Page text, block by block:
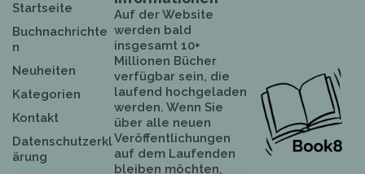
Startseite
Buchnachrichte
n
Neuheiten
Kategorien
Kontakt
Datenschutzerkl
ärung
Auf der Website
werden bald
insgesamt 10+
Millionen Bücher
verfügbar sein, die
laufend hochgeladen
werden. Wenn Sie
über alle neuen
Veröffentlichungen
auf dem Laufenden
bleiben möchten,